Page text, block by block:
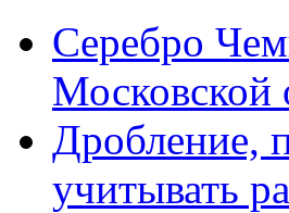
Серебро
Московской
Дробление,
учитывать